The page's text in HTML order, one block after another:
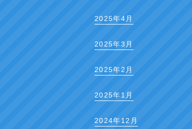
2025年4月
2025年3月
2025年2月
2025年1月
2024年12月